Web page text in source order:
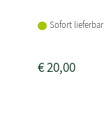
Sofort lieferbar
€20,00